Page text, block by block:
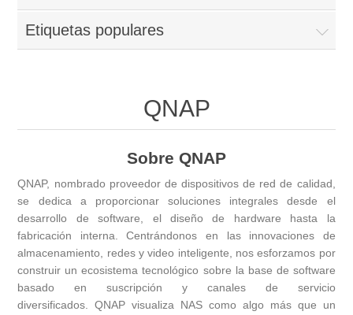
Etiquetas populares
QNAP
Sobre QNAP
QNAP, nombrado proveedor de dispositivos de red de calidad,
se dedica a proporcionar soluciones integrales desde el
desarrollo de software, el diseño de hardware hasta la
fabricación interna. Centrándonos en las innovaciones de
almacenamiento, redes y video inteligente, nos esforzamos por
construir un ecosistema tecnológico sobre la base de software
basado en suscripción y canales de servicio
diversificados. QNAP visualiza NAS como algo más que un